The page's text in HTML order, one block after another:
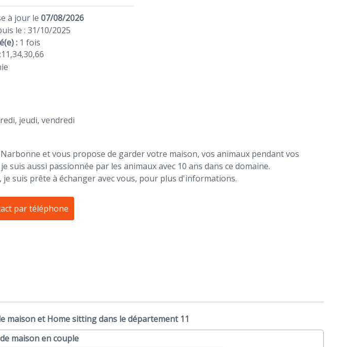
à jour le 07/08/2026
le : 31/10/2025
: 1 fois
:11,34,30,66
jeudi, vendredi
et vous propose de garder votre maison, vos animaux pendant vos
suis aussi passionnée par les animaux avec 10 ans dans ce domaine.
suis prête à échanger avec vous, pour plus d'informations.
par téléphone
maison et Home sitting dans le département 11
maison en couple